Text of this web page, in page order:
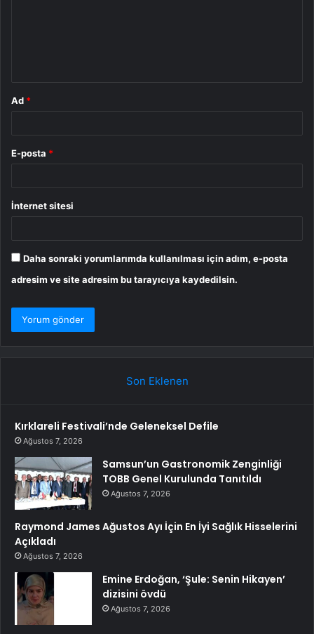
Ad *
E-posta *
İnternet sitesi
Daha sonraki yorumlarımda kullanılması için adım, e-posta
adresim ve site adresim bu tarayıcıya kaydedilsin.
Son Eklenen
Kırklareli Festivali’nde Geleneksel Defile
Ağustos 7, 2026
Samsun’un Gastronomik Zenginliği
TOBB Genel Kurulunda Tanıtıldı
Ağustos 7, 2026
Raymond James Ağustos Ayı İçin En İyi Sağlık Hisselerini
Açıkladı
Ağustos 7, 2026
Emine Erdoğan, ‘Şule: Senin Hikayen’
dizisini övdü
Ağustos 7, 2026